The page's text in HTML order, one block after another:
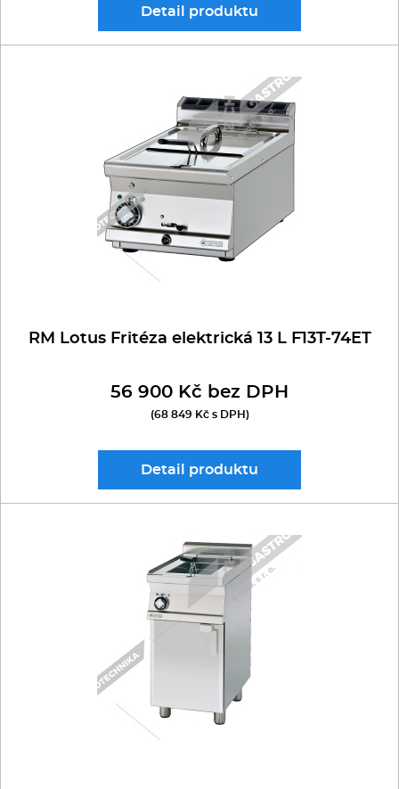
Detail produktu
RM Lotus Fritéza elektrická 13 L F13T-74ET
56 900 Kč bez DPH
(68 849 Kč s DPH)
Detail produktu